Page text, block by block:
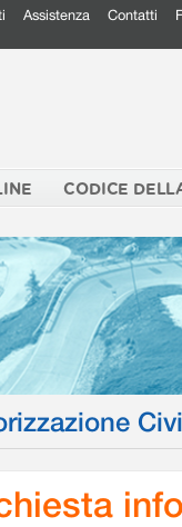
Assistenza Contatti
CODICE